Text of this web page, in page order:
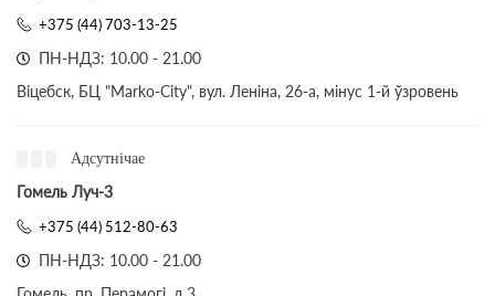
+375 (44) 703-13-25
ПН-НДЗ: 10.00 - 21.00
Віцебск, БЦ "Marko-City", вул. Леніна, 26-а, мінус 1-й ўзровень
Адсутнічае
Гомель Луч-3
+375 (44) 512-80-63
ПН-НДЗ: 10.00 - 21.00